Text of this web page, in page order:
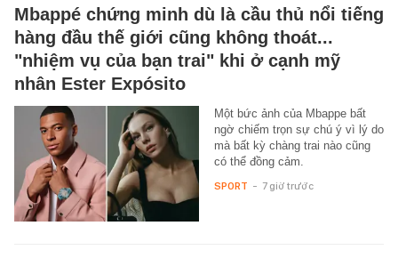
Mbappé chứng minh dù là cầu thủ nổi tiếng
hàng đầu thế giới cũng không thoát...
"nhiệm vụ của bạn trai" khi ở cạnh mỹ
nhân Ester Expósito
Một bức ảnh của Mbappe bất
ngờ chiếm trọn sự chú ý vì lý do
mà bất kỳ chàng trai nào cũng
có thể đồng cảm.
SPORT - 7 giờ trước